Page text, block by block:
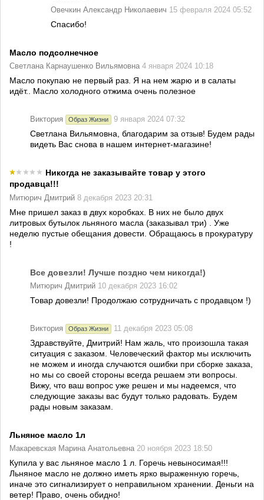
Овечкин Александр Николаевич 15 февраля 2024 05:52
Спасибо!
Масло подсолнечное
Светлана Карнаушенко Вильямовна 4 января 2024 10:18
Масло покупаю не первый раз. Я на нем жарю и в салаты
идёт.. Масло холодного отжима очень полезное
Виктория Образ Жизни 9 января 2024 07:32
Светлана Вильямовна, благодарим за отзыв! Будем рады
видеть Вас снова в нашем интернет-магазине!
Никогда не заказывайте товар у этого
продавца!!!
Митюрич Дмитрий 8 декабря 2023 20:31
Мне пришел заказ в двух коробках. В них не было двух
литровых бутылок льняного масла (заказывал три) . Уже
неделю пустые обещания довести. Обращаюсь в прокуратуру
!
Все довезли! Лучше поздно чем никогда!)
Митюрич Дмитрий 10 декабря 2023 16:02
Товар довезли! Продолжаю сотрудничать с продавцом !)
Виктория Образ Жизни 11 декабря 2023 05:08
Здравствуйте, Дмитрий! Нам жаль, что произошла такая
ситуация с заказом. Человеческий фактор мы исключить
не можем и иногда случаются ошибки при сборке заказа,
но мы со своей стороны всегда решаем эти вопросы.
Вижу, что ваш вопрос уже решен и мы надеемся, что
следующие заказы вас будут только радовать. Будем
рады новым заказам.
Льняное масло 1л
Макаревская Марина Анатольевна 20 ноября 2023 18:50
Купила у вас льняное масло 1 л. Горечь невыносимая!!!
Льняное масло не должно иметь ярко выраженную горечь,
иначе это сигнализирует о неправильном хранении. Деньги на
ветер! Право, очень обидно!